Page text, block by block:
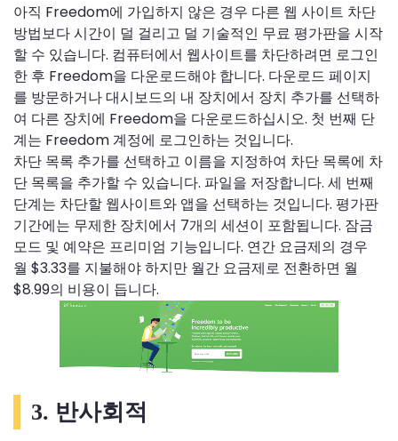
아직 Freedom에 가입하지 않은 경우 다른 웹 사이트 차단
방법보다 시간이 덜 걸리고 덜 기술적인 무료 평가판을 시작
할 수 있습니다. 컴퓨터에서 웹사이트를 차단하려면 로그인
한 후 Freedom을 다운로드해야 합니다. 다운로드 페이지
를 방문하거나 대시보드의 내 장치에서 장치 추가를 선택하
여 다른 장치에 Freedom을 다운로드하십시오. 첫 번째 단
계는 Freedom 계정에 로그인하는 것입니다.
차단 목록 추가를 선택하고 이름을 지정하여 차단 목록에 차
단 목록을 추가할 수 있습니다. 파일을 저장합니다. 세 번째
단계는 차단할 웹사이트와 앱을 선택하는 것입니다. 평가판
기간에는 무제한 장치에서 7개의 세션이 포함됩니다. 잠금
모드 및 예약은 프리미엄 기능입니다. 연간 요금제의 경우
월 $3.33를 지불해야 하지만 월간 요금제로 전환하면 월
$8.99의 비용이 듭니다.
3. 반사회적